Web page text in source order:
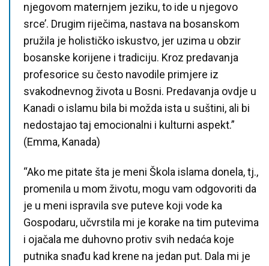
njegovom maternjem jeziku, to ide u njegovo
srce’. Drugim riječima, nastava na bosanskom
pružila je holističko iskustvo, jer uzima u obzir
bosanske korijene i tradiciju. Kroz predavanja
profesorice su često navodile primjere iz
svakodnevnog života u Bosni. Predavanja ovdje u
Kanadi o islamu bila bi možda ista u suštini, ali bi
nedostajao taj emocionalni i kulturni aspekt.”
(Emma, Kanada)
“Ako me pitate šta je meni Škola islama donela, tj.,
promenila u mom životu, mogu vam odgovoriti da
je u meni ispravila sve puteve koji vode ka
Gospodaru, učvrstila mi je korake na tim putevima
i ojačala me duhovno protiv svih nedaća koje
putnika snađu kad krene na jedan put. Dala mi je